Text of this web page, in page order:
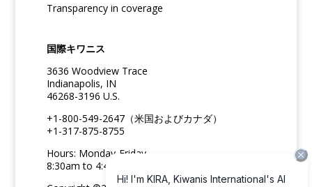
Transparency in coverage
国際キワニス
3636 Woodview Trace
Indianapolis, IN
46268-3196 U.S.
+1-800-549-2647（米国およびカナダ）
+1-317-875-8755
Hours: Monday-Friday
8:30am to 4:45pm ET